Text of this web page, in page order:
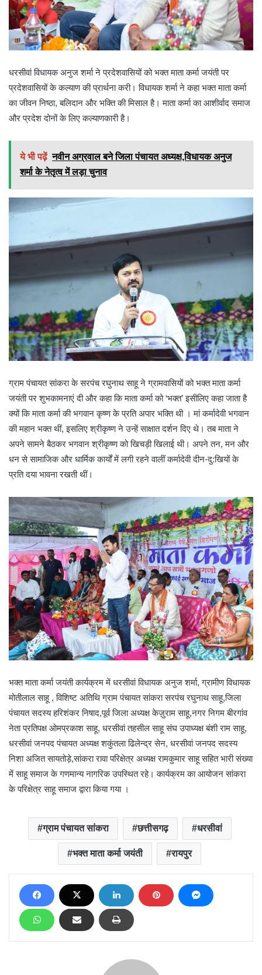
धरसीवां विधायक अनुज शर्मा ने प्रदेशवासियों को भक्त माता कर्मा जयंती पर
प्रदेशवासियों के कल्याण की प्रार्थना करी। विधायक शर्मा ने कहा भक्त माता कर्मा
का जीवन निष्ठा, बलिदान और भक्ति की मिसाल है। माता कर्मा का आशीर्वाद समाज
और प्रदेश दोनों के लिए कल्याणकारी है।
ये भी पढ़ें नवीन अग्रवाल बने जिला पंचायत अध्यक्ष,विधायक अनुज
शर्मा के नेतृत्व में लड़ा चुनाव
ग्राम पंचायत सांकरा के सरपंच रघुनाथ साहू ने ग्रामवासियों को भक्त माता कर्मा
जयंती पर शुभकामनाएं दी और कहा कि माता कर्मा को ‘भक्त’ इसीलिए कहा जाता है
क्यों कि माता कर्मा की भगवान कृष्ण के प्रति अपार भक्ति थी । मां कर्मादेवी भगवान
की महान भक्त थीं, इसलिए श्रीकृष्ण ने उन्हें साक्षात दर्शन दिए थे। तब माता ने
अपने सामने बैठकर भगवान श्रीकृष्ण को खिचड़ी खिलाई थी। अपने तन, मन और
धन से सामाजिक और धार्मिक कार्यों में लगी रहने वालीं कर्मादेवी दीन-दु:खियों के
प्रति दया भावना रखती थीं।
भक्त माता कर्मा जयंती कार्यक्रम में धरसीवां विधायक अनुज शर्मा, ग्रामीण विधायक
मोतीलाल साहू , विशिष्ट अतिथि ग्राम पंचायत सांकरा सरपंच रघुनाथ साहू,जिला
पंचायत सदस्य हरिशंकर निषाद,पूर्व जिला अध्यक्ष केज़ुराम साहू,नगर निगम बीरगांव
नेता प्रतिपक्ष ओमप्रकाश साहू, धरसीवां तहसील साहू संघ उपाध्यक्ष बंशी राम साहू,
धरसीवां जनपद पंचायत अध्यक्ष शकुंतला ढिलेन्द्र सेन, धरसीवां जनपद सदस्य
निशा अजित सायतोड़े,सांकरा रावा परिक्षेत्र अध्यक्ष रामकुमार साहू सहित भारी संख्या
में साहू समाज के गणमान्य नागरिक उपस्थित रहे। कार्यक्रम का आयोजन सांकरा
के परिक्षेत्र साहू समाज द्वारा किया गया ।
ग्राम पंचायत सांकरा छत्तीसगढ़ धरसीवां
भक्त माता कर्मा जयंती रायपुर